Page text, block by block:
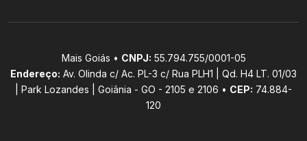
Mais Goiás • CNPJ: 55.794.755/0001-05
Endereço: Av. Olinda c/ Ac. PL-3 c/ Rua PLH1 | Qd. H4 LT. 01/03
| Park Lozandes | Goiânia - GO - 2105 e 2106 • CEP: 74.884-
120